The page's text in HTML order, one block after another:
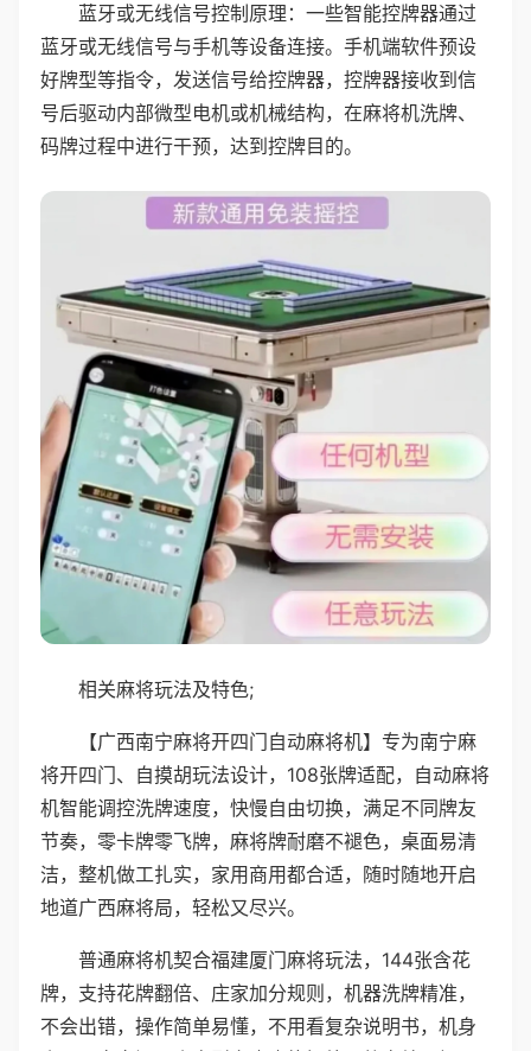
蓝牙或无线信号控制原理：一些智能控牌器通过
蓝牙或无线信号与手机等设备连接。手机端软件预设
好牌型等指令，发送信号给控牌器，控牌器接收到信
号后驱动内部微型电机或机械结构，在麻将机洗牌、
码牌过程中进行干预，达到控牌目的。
相关麻将玩法及特色;
【广西南宁麻将开四门自动麻将机】专为南宁麻
将开四门、自摸胡玩法设计，108张牌适配，自动麻将
机智能调控洗牌速度，快慢自由切换，满足不同牌友
节奏，零卡牌零飞牌，麻将牌耐磨不褪色，桌面易清
洁，整机做工扎实，家用商用都合适，随时随地开启
地道广西麻将局，轻松又尽兴。
普通麻将机契合福建厦门麻将玩法，144张含花
牌，支持花牌翻倍、庄家加分规则，机器洗牌精准，
不会出错，操作简单易懂，不用看复杂说明书，机身